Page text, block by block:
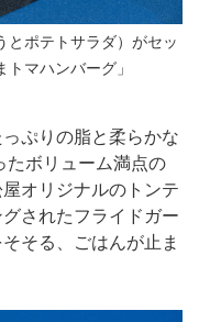
とポテトサラダ）がセッ
マハンバーグ」
ぷりの脂と柔らかな
たボリューム満点の
オリジナルのトンテ
されたフライドガー
そる、ごはんが止ま